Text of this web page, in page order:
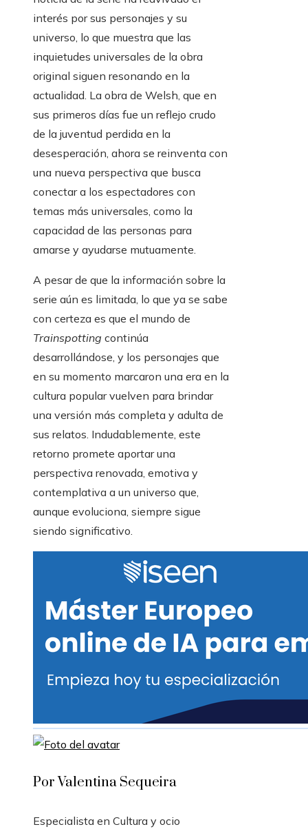
interés por sus personajes y su
universo, lo que muestra que las
inquietudes universales de la obra
original siguen resonando en la
actualidad. La obra de Welsh, que en
sus primeros días fue un reflejo crudo
de la juventud perdida en la
desesperación, ahora se reinventa con
una nueva perspectiva que busca
conectar a los espectadores con
temas más universales, como la
capacidad de las personas para
amarse y ayudarse mutuamente.
A pesar de que la información sobre la
serie aún es limitada, lo que ya se sabe
con certeza es que el mundo de
Trainspotting continúa
desarrollándose, y los personajes que
en su momento marcaron una era en la
cultura popular vuelven para brindar
una versión más completa y adulta de
sus relatos. Indudablemente, este
retorno promete aportar una
perspectiva renovada, emotiva y
contemplativa a un universo que,
aunque evoluciona, siempre sigue
siendo significativo.
Por Valentina Sequeira
Especialista en Cultura y ocio